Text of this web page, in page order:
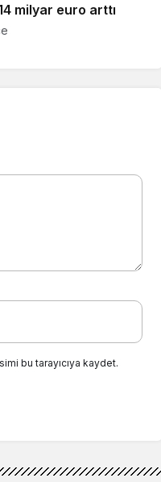
milyar euro arttı
bu tarayıcıya kaydet.